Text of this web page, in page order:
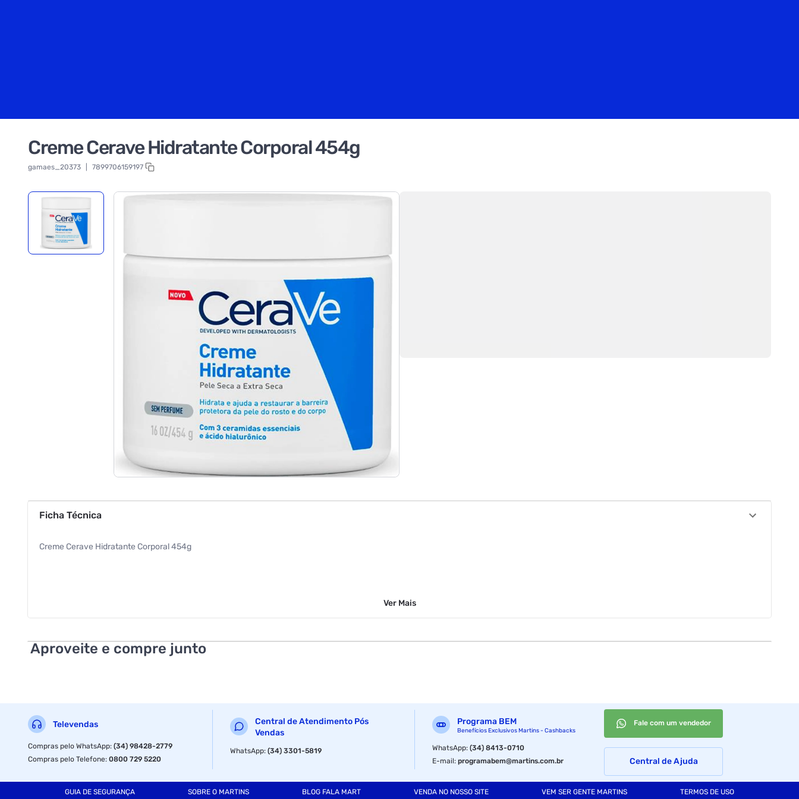
Creme Cerave Hidratante Corporal 454g
gamaes_20373 7899706159197
Ficha Técnica
Creme Cerave Hidratante Corporal 454g
Ver Mais
Aproveite e compre junto
Televendas
Compras pelo WhatsApp:(34) 98428-2779
Compras pelo Telefone:0800 729 5220
Central de Atendimento Pós
Vendas
WhatsApp:(34) 3301-5819
Programa BEM
Benefícios Exclusivos Martins - Cashbacks
WhatsApp:(34) 8413-0710
E-mail:programabem@martins.com.br
Fale com um vendedor
Central de Ajuda
GUIA DE SEGURANÇA SOBRE O MARTINS BLOG FALA MART VENDA NO NOSSO SITE VEM SER GENTE MARTINS TERMOS DE USO